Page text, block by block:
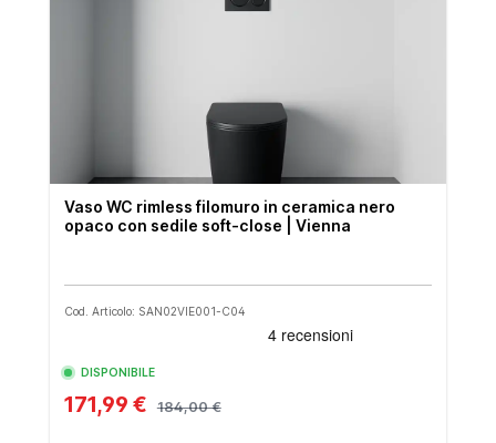
Vaso WC rimless filomuro in ceramica nero
opaco con sedile soft-close | Vienna
Cod. Articolo: SAN02VIE001-C04
DISPONIBILE
171,99 € 184,00 €